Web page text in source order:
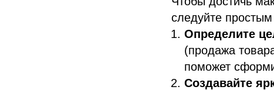
следуйте
Определите
(продажа
поможет
Создавайте